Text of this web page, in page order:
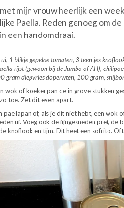
mijn vrouw heerlijk een
Paella. Reden genoeg om
een handomdraai.
1 blikje gepelde tomaten, 3 teentjes
rijst (gewoon bij de Jumbo of AH),
gram diepvries doperwten, 100 gram,
wok of koekenpan de in grove stukken
toe. Zet dit even apart.
paellapan of, als je dit niet hebt, een
ui. Voeg ook de fijngesneden prei,
knoflook en tijm. Dit heet een sofrito.